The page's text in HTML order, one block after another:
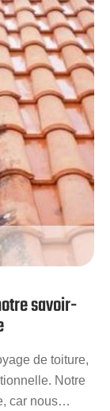
seulement
vous
Si vous
nos
savoir-
de toiture,
Notre
car nous